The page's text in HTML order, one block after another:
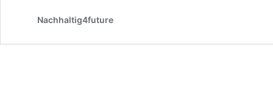
Nachhaltig4future